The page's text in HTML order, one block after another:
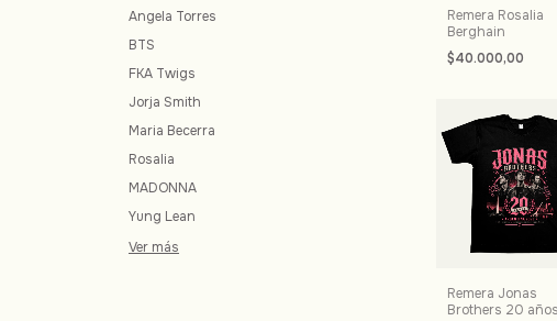
Angela Torres
BTS
FKA Twigs
Jorja Smith
Maria Becerra
Rosalia
MADONNA
Yung Lean
Ver más
Remera Rosalia
Berghain
$40.000,00
Remera Jonas
Brothers 20 años